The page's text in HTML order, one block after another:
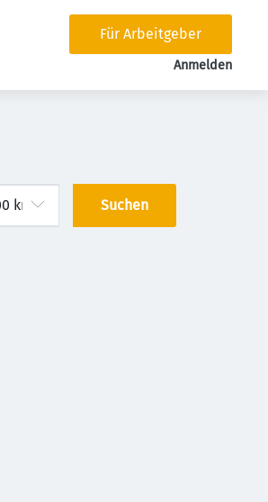
Für Arbeitgeber
Anmelden
Suchen